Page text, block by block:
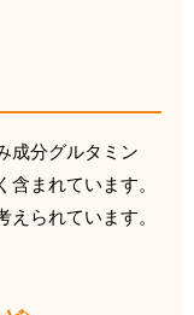
成分グルタミン
含まれています。
られています。